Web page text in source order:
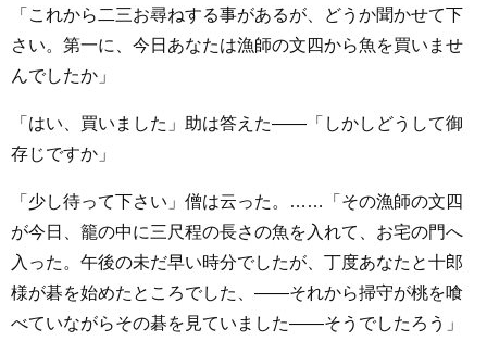
「これから二三お尋ねする事があるが、どうか聞かせて下
さい。第一に、今日あなたは漁師の文四から魚を買いませ
んでしたか」
「はい、買いました」助は答えた――「しかしどうして御
存じですか」
「少し待って下さい」僧は云った。……「その漁師の文四
が今日、籠の中に三尺程の長さの魚を入れて、お宅の門へ
入った。午後の未だ早い時分でしたが、丁度あなたと十郎
様が碁を始めたところでした、――それから掃守が桃を喰
べていながらその碁を見ていました――そうでしたろう」